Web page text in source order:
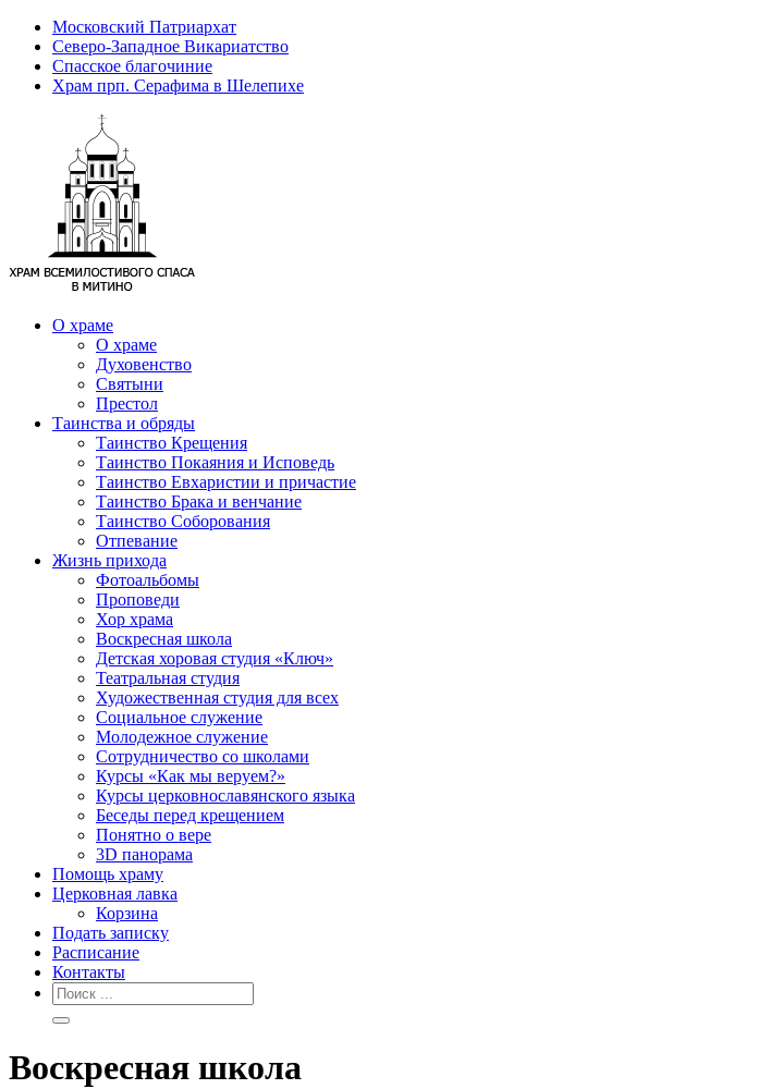
Московский Патриархат
Северо-Западное Викариатство
Спасское благочиние
Храм прп. Серафима в Шелепихе
О храме
О храме
Духовенство
Святыни
Престол
Таинства и обряды
Таинство Крещения
Таинство Покаяния и Исповедь
Таинство Евхаристии и причастие
Таинство Брака и венчание
Таинство Соборования
Отпевание
Жизнь прихода
Фотоальбомы
Проповеди
Хор храма
Воскресная школа
Детская хоровая студия «Ключ»
Театральная студия
Х​удожественная студия для всех
Социальное служение
Молодежное служение
Сотрудничество со школами
Курсы «Как мы веруем?»
Курсы церковнославянского языка
Беседы перед крещением
Понятно о вере
3D панорама
Помощь храму
Церковная лавка
Корзина
Подать записку
Расписание
Контакты
Воскресная школа